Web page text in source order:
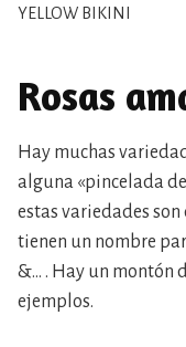
YELLOW BIKINI
Rosas
Hay muchas
alguna «pincelada
estas variedades
tienen un nombre
&… . Hay un montón
ejemplos.